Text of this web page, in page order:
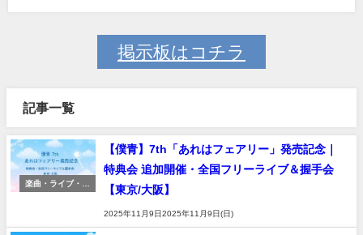
掲示板はコチラ
記事一覧
楽曲・ライブ・イ
【僕青】7th「あれはフェアリー」発売記念｜
特典会 追加開催・全国フリーライブ＆握手会
【東京/大阪】
2025年11月9日2025年11月9日(日)